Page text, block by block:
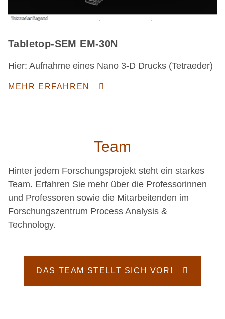
Tabletop-SEM EM-30N
Hier: Aufnahme eines Nano 3-D Drucks (Tetraeder)
MEHR ERFAHREN
Team
Hinter jedem Forschungsprojekt steht ein starkes
Team. Erfahren Sie mehr über die Professorinnen
und Professoren sowie die Mitarbeitenden im
Forschungszentrum Process Analysis &
Technology.
DAS TEAM STELLT SICH VOR!